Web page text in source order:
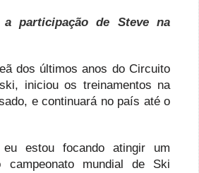
participação de Steve na
dos últimos anos do Circuito
iniciou os treinamentos na
e continuará no país até o
eu estou focando atingir um
campeonato mundial de Ski